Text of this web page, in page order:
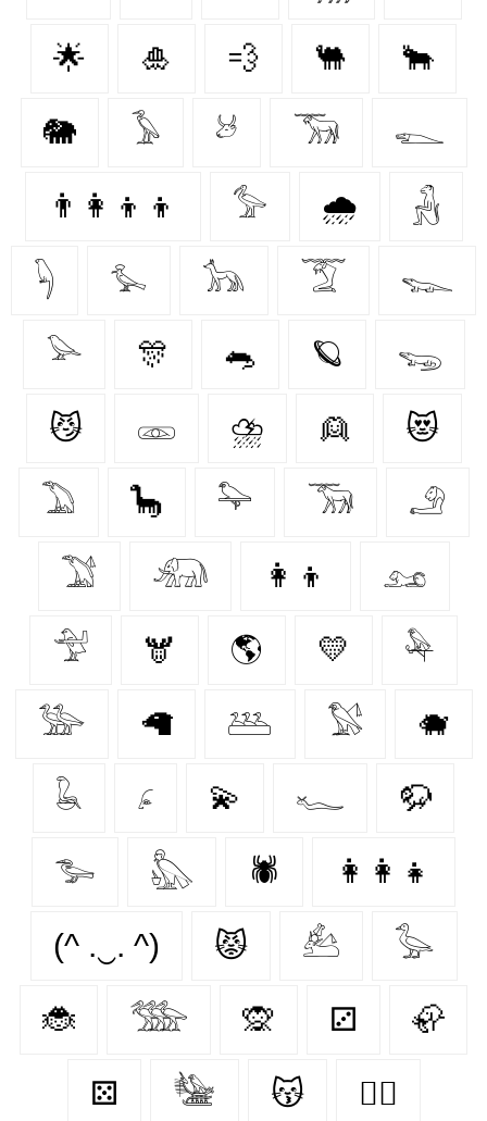
🌟 🎍 💨 🐫 🐂
🐘 𓅥 𓃾 𓃝 𓆍
👨‍👩‍👦‍👦 𓅞 🌧️ 𓃻
𓆐 𓅙 𓃥 𓄆 𓆊
𓅪 🎊 🐀 🪐 𓆌
😼 𓁽 ⛈️ 👱 😻
𓅐 🦕 𓅍 𓃞 𓄂
𓅑 𓃰 👩‍👦 𓃭
𓅴 🫎 🌎 💛 𓅆
𓅺 🦙 𓅹 𓅄 🐗
𓆘 𓂊 💫 𓆑 🦬
𓅧 𓅽 🕷️ 👩‍👩‍👧
(^ .‿. ^) 😾 𓃕 𓅭
🐞 𓅢 🙊 ⚂ 🦣
⚄ 𓅋 😽 🐕‍🦺